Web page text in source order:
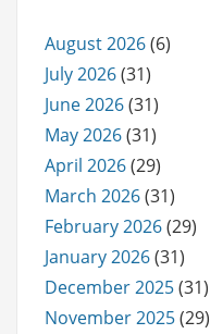
August 2026(6)
July 2026(31)
June 2026(31)
May 2026(31)
April 2026(29)
March 2026(31)
February 2026(29)
January 2026(31)
December 2025(31)
November 2025(29)